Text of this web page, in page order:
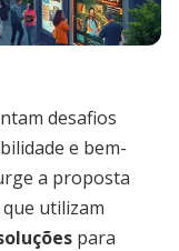
desafios
e bem-
a proposta
utilizam
para